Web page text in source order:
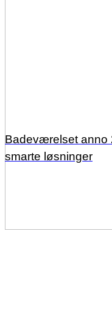
Badeværelset anno
smarte løsninger